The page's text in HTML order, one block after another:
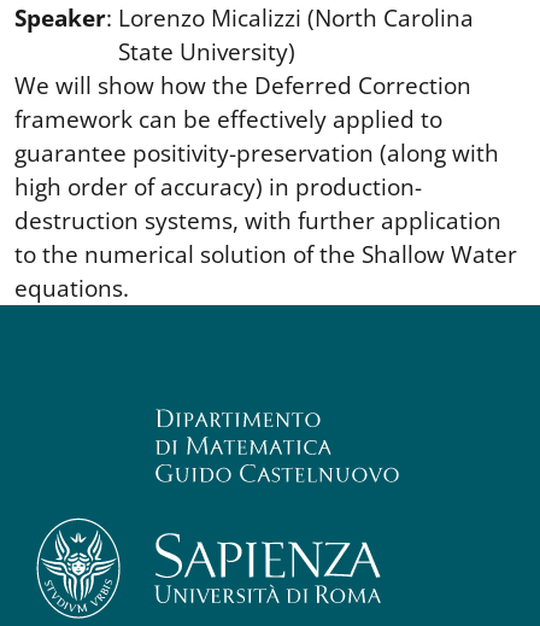
Speaker: Lorenzo Micalizzi (North Carolina
State University)
We will show how the Deferred Correction
framework can be effectively applied to
guarantee positivity-preservation (along with
high order of accuracy) in production-
destruction systems, with further application
to the numerical solution of the Shallow Water
equations.